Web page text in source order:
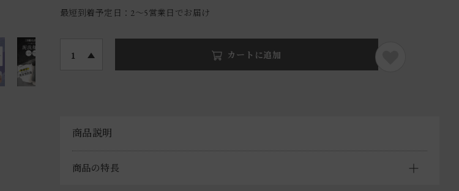
最短到着予定日：2〜5営業日でお届け
1 カートに追加
商品説明
商品の特長